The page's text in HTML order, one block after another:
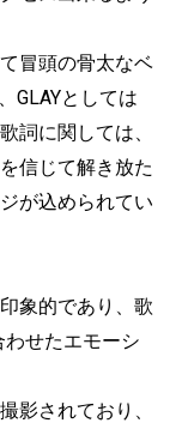
冒頭の骨太なベ
GLAYとしては
詞に関しては、
信じて解き放た
が込められてい
象的であり、歌
わせたエモーシ
影されており、